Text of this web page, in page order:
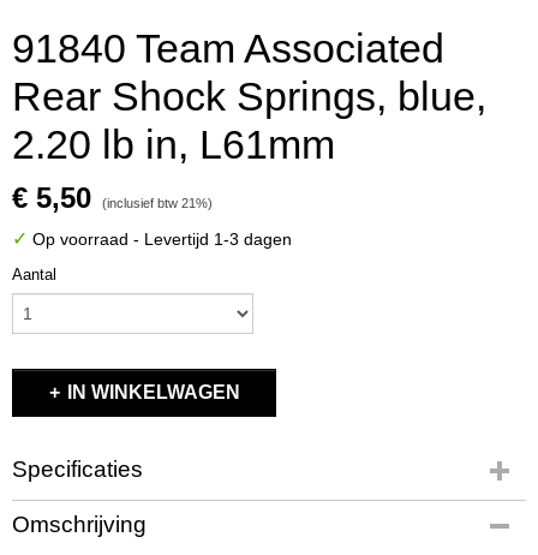
91840 Team Associated
Rear Shock Springs, blue,
2.20 lb in, L61mm
€ 5,50 (inclusief btw 21%)
✓ Op voorraad - Levertijd 1-3 dagen
Aantal
IN WINKELWAGEN
Specificaties
Productcode
91840
Omschrijving